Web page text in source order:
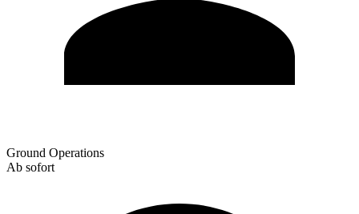
Ground Operations
Ab sofort